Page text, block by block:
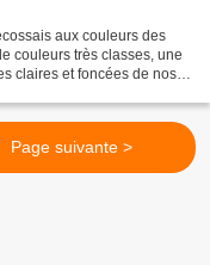
aux couleurs des
couleurs très classes, une
claires et foncées de nos
Page suivante >